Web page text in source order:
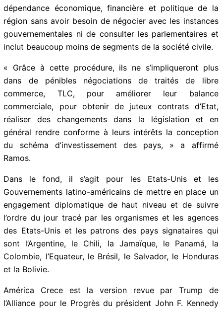
Selon Bayano, cette formule est destinée à reformater
la dépendance économique, financière et politique de
la région sans avoir besoin de négocier avec les
instances gouvernementales ni de consulter les
de la société civile.
« Grâce à cette procédure, ils ne s’impliqueront plus
dans de pénibles négociations de traités de libre
commerce, TLC, pour améliorer leur balance
commerciale, pour obtenir de juteux contrats d’Etat,
réaliser des changements dans la législation et en
général rendre conforme à leurs intérêts la conception
Ramos.
Dans le fond, il s’agit pour les Etats-Unis et les
Gouvernements latino-américains de mettre en place
un engagement diplomatique de haut niveau et de
suivre l’ordre du jour tracé par les organismes et les
agences des Etats-Unis et les patrons des pays
signataires qui sont l’Argentine, le Chili, la Jamaïque, le
le Honduras et la Bolivie.